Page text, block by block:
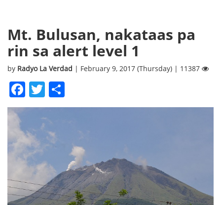
Mt. Bulusan, nakataas pa
rin sa alert level 1
by Radyo La Verdad | February 9, 2017 (Thursday) | 11387
Facebook
Twitter